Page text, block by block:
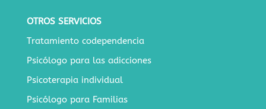
OTROS SERVICIOS
Tratamiento codependencia
Psicólogo para las adicciones
Psicoterapia individual
Psicólogo para Familias